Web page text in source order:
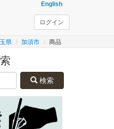
English
ログイン
県 加須市 商品
検索